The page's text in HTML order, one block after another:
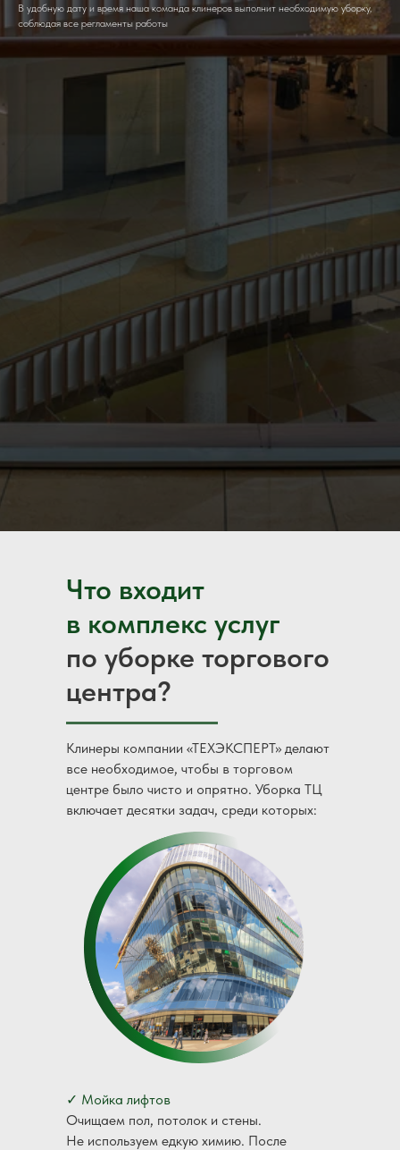
В удобную дату и время наша команда клинеров выполнит необходимую уборку,
соблюдая все регламенты работы
Что входит
в комплекс услуг
по уборке торгового
центра?
Клинеры компании «ТЕХЭКСПЕРТ» делают
все необходимое, чтобы в торговом
центре было чисто и опрятно. Уборка ТЦ
включает десятки задач, среди которых:
✓ Мойка лифтов
Очищаем пол, потолок и стены.
Не используем едкую химию. После